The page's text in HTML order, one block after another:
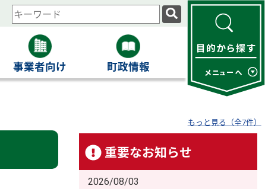
検
索
ワ
ー
事業者向け 町政情報
もっと見る（全7件）
重要なお知らせ
2026/08/03